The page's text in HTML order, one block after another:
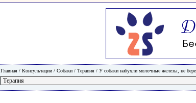
Главная / Консультации / Собаки / Терапия / У собаки набухли молочные железы, не